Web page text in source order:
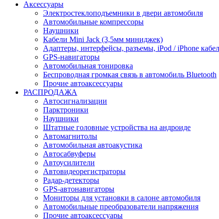
Аксессуары
Электростеклоподъемники в двери автомобиля
Автомобильные компрессоры
Наушники
Кабели Mini Jack (3,5мм миниджек)
Адаптеры, интерфейсы, разъемы, iPod / iPhone
GPS-навигаторы
Автомобильная тонировка
Беспроводная громкая связь в автомобиль Bluetooth
Прочие автоаксессуары
РАСПРОДАЖА
Автосигнализации
Парктроники
Наушники
Штатные головные устройства на андроиде
Автомагнитолы
Автомобильная автоакустика
Автосабвуферы
Автоусилители
Автовидеорегистраторы
Радар-детекторы
GPS-автонавигаторы
Мониторы для установки в салоне автомобиля
Автомобильные преобразователи напряжения
Прочие автоаксессуары